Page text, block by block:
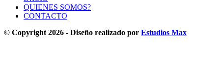
QUIENES SOMOS?
CONTACTO
© Copyright 2026 - Diseño realizado por Estudios Max